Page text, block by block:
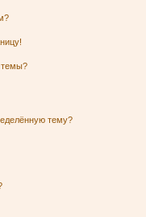
темы?
тему?